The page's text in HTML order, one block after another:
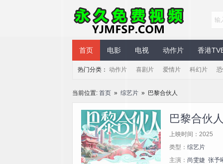
永久免费视频
首页 电影 电视 动作片 香港
热门分类： 动作片 喜剧片 爱情片 科幻片
当前位置: 首页 » 综艺片 » 巴黎合伙人
巴黎合伙
上映时间：2025
类型： 综艺片
主演： 尚雯婕 张予